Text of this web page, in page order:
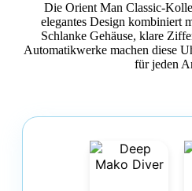
Die Orient Man Classic-
elegantes Design kombiniert
Schlanke Gehäuse, klare
Automatikwerke machen diese
für jeden